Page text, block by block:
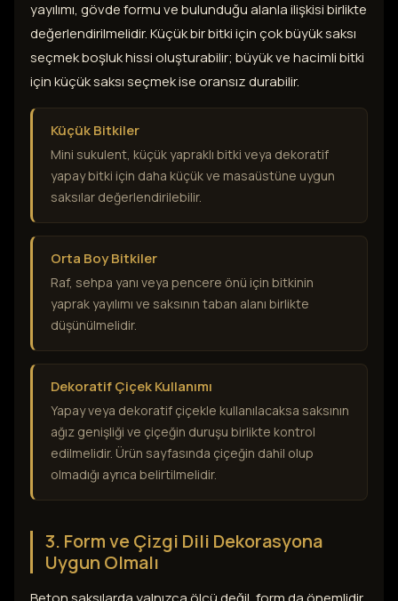
yayılımı, gövde formu ve bulunduğu alanla ilişkisi birlikte
değerlendirilmelidir. Küçük bir bitki için çok büyük saksı
seçmek boşluk hissi oluşturabilir; büyük ve hacimli bitki
için küçük saksı seçmek ise oransız durabilir.
Küçük Bitkiler
Mini sukulent, küçük yapraklı bitki veya dekoratif
yapay bitki için daha küçük ve masaüstüne uygun
saksılar değerlendirilebilir.
Orta Boy Bitkiler
Raf, sehpa yanı veya pencere önü için bitkinin
yaprak yayılımı ve saksının taban alanı birlikte
düşünülmelidir.
Dekoratif Çiçek Kullanımı
Yapay veya dekoratif çiçekle kullanılacaksa saksının
ağız genişliği ve çiçeğin duruşu birlikte kontrol
edilmelidir. Ürün sayfasında çiçeğin dahil olup
olmadığı ayrıca belirtilmelidir.
3. Form ve Çizgi Dili Dekorasyona
Uygun Olmalı